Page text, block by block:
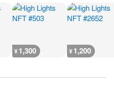
¥1,300 ¥1,200